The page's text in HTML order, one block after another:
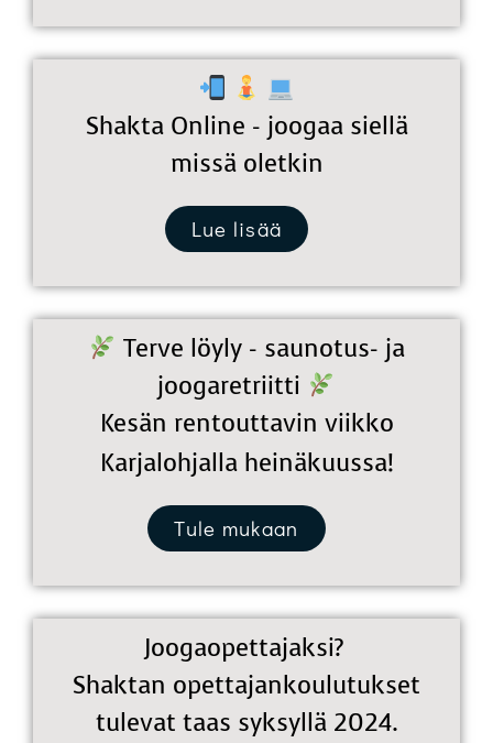
Shakta Online - joogaa siellä
missä oletkin
Lue lisää
Terve löyly - saunotus- ja
joogaretriitti
Kesän rentouttavin viikko
Karjalohjalla heinäkuussa!
Tule mukaan
Joogaopettajaksi?
Shaktan opettajankoulutukset
tulevat taas syksyllä 2024.